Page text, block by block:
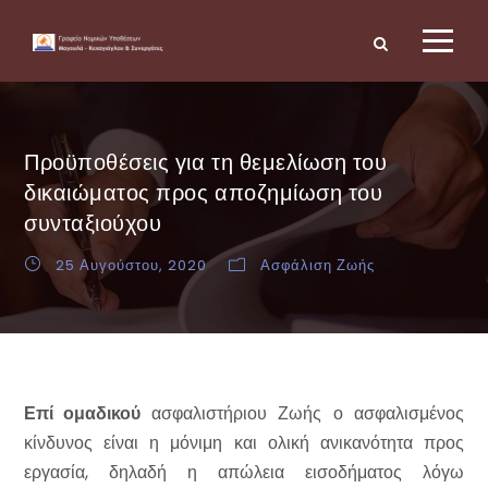
Προϋποθέσεις για τη θεμελίωση του
δικαιώματος προς αποζημίωση του
συνταξιούχου
25 Αυγούστου, 2020 Ασφάλιση Ζωής
Επί ομαδικού ασφαλιστήριου Ζωής ο ασφαλισμένος
κίνδυνος είναι η μόνιμη και ολική ανικανότητα προς
εργασία, δηλαδή η απώλεια εισοδήματος λόγω